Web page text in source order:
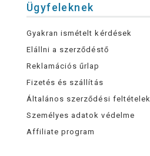
Ügyfeleknek
Gyakran ismételt kérdések
Elállni a szerződéstő
Reklamációs űrlap
Fizetés és szállítás
Általános szerződési feltételek
Személyes adatok védelme
Affiliate program